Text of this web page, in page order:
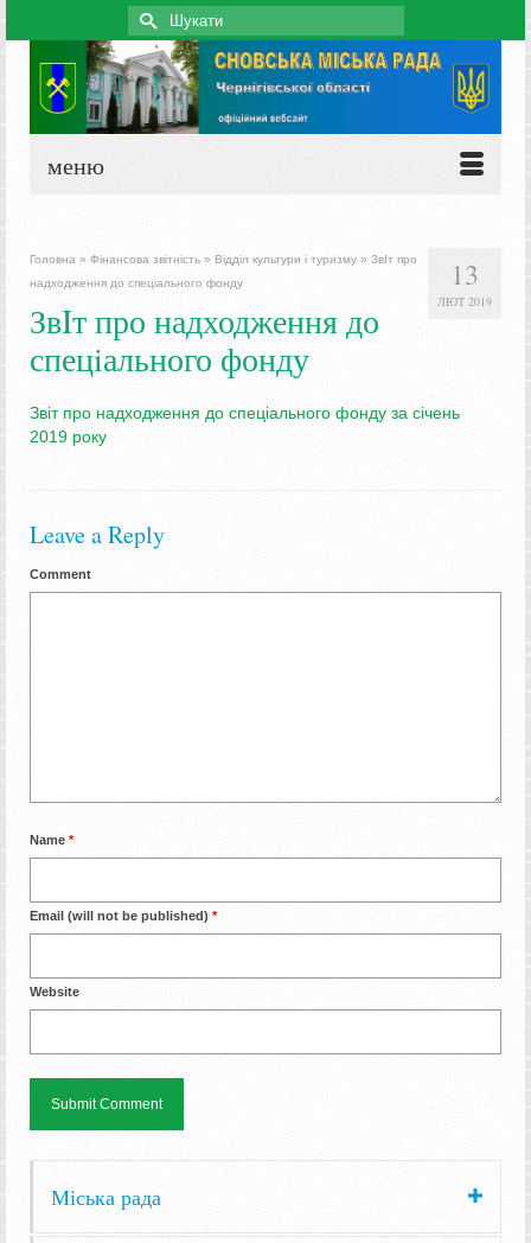
Search
for:
меню
13
ЛЮТ 2019
Головна » Фінансова звітність » Відділ культури і туризму » ЗвIт про
надходження до спецiального фонду
ЗвIт про надходження до
спецiального фонду
Звіт про надходження до спеціального фонду за січень
2019 року
Leave a Reply
Comment
Name *
Email (will not be published) *
Website
Міська рада